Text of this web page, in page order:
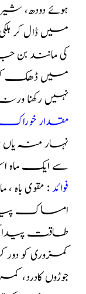
ہوئے دودھ،
میں ڈال کر
کی مانند بن
میں ڈھک کر
نہیں رکھنا
مقدار
نہار منہ
سے ایک ماہ
فوائد: مقوی باہ
امساک پیدا
طاقت پیدا
کمزوری کو
جوڑوں کادرد،